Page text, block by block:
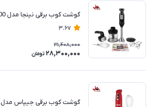
گوشت کوب برقی نینجا مدل CI100
3.67
31,408,000
28,300,000 تومان
گوشت کوب برقی جیپاس مدل GHB6136